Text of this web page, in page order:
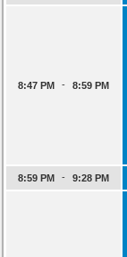
8:47 PM - 8:59 PM
8:59 PM - 9:28 PM